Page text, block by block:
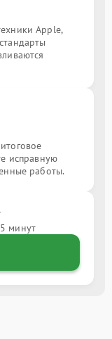
Apple,
исправную
работы.
минут